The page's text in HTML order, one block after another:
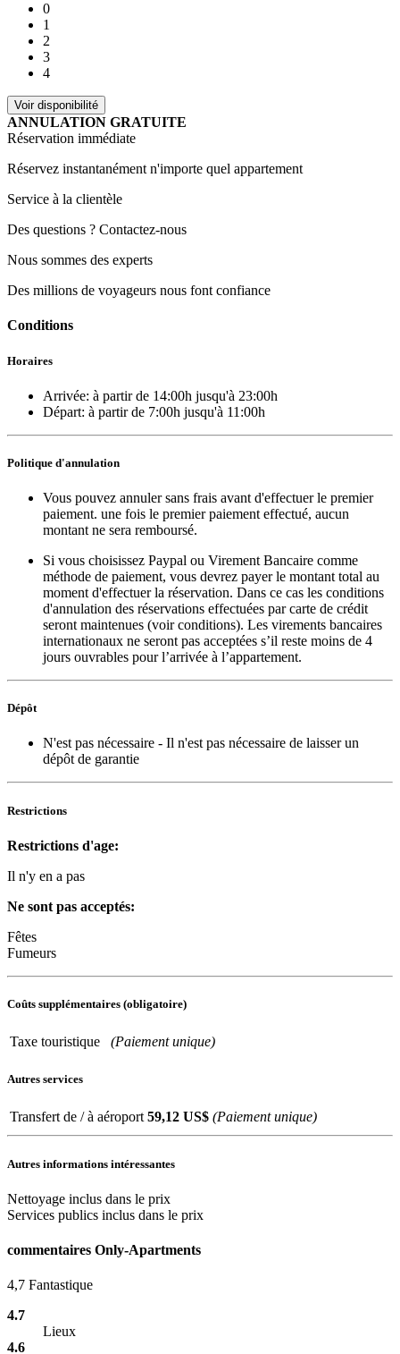
0
1
2
3
4
ANNULATION GRATUITE
Réservation immédiate
Réservez instantanément n'importe quel appartement
Service à la clientèle
Des questions ? Contactez-nous
Nous sommes des experts
Des millions de voyageurs nous font confiance
Conditions
Horaires
Arrivée: à partir de 14:00h jusqu'à 23:00h
Départ: à partir de 7:00h jusqu'à 11:00h
Politique d'annulation
Vous pouvez annuler sans frais avant d'effectuer le premier
paiement. une fois le premier paiement effectué, aucun
montant ne sera remboursé.
Si vous choisissez Paypal ou Virement Bancaire comme
méthode de paiement, vous devrez payer le montant total au
moment d'effectuer la réservation. Dans ce cas les conditions
d'annulation des réservations effectuées par carte de crédit
seront maintenues (voir conditions). Les virements bancaires
internationaux ne seront pas acceptées s’il reste moins de 4
jours ouvrables pour l’arrivée à l’appartement.
Dépôt
N'est pas nécessaire - Il n'est pas nécessaire de laisser un
dépôt de garantie
Restrictions
Restrictions d'age:
Il n'y en a pas
Ne sont pas acceptés:
Fêtes
Fumeurs
Coûts supplémentaires (obligatoire)
Taxe touristique (Paiement unique)
Autres services
Transfert de / à aéroport 59,12 US$ (Paiement unique)
Autres informations intéressantes
Nettoyage inclus dans le prix
Services publics inclus dans le prix
commentaires Only-Apartments
4,7 Fantastique
4.7
Lieux
4.6